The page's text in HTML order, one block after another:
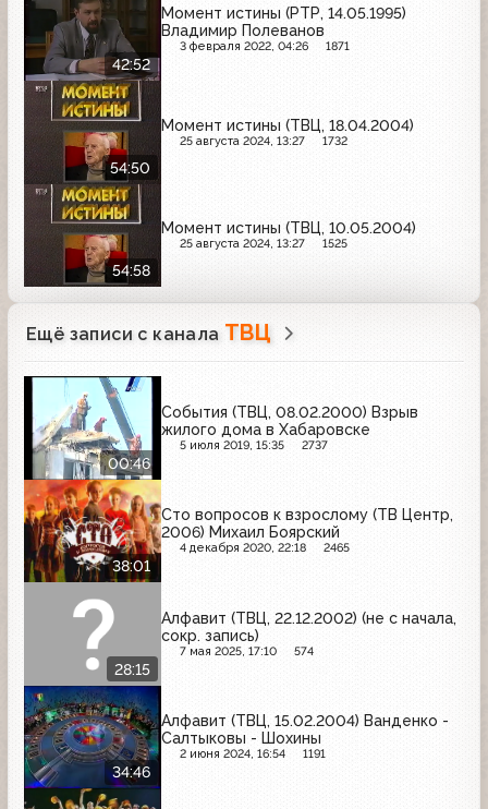
42:52
Момент истины (РТР, 14.05.1995)
Владимир Полеванов
3 февраля 2022, 04:26 1871
54:50
Момент истины (ТВЦ, 18.04.2004)
25 августа 2024, 13:27 1732
54:58
Момент истины (ТВЦ, 10.05.2004)
25 августа 2024, 13:27 1525
Ещё записи с канала ТВЦ
00:46
События (ТВЦ, 08.02.2000) Взрыв
жилого дома в Хабаровске
5 июля 2019, 15:35 2737
38:01
Сто вопросов к взрослому (ТВ Центр,
2006) Михаил Боярский
4 декабря 2020, 22:18 2465
28:15
Алфавит (ТВЦ, 22.12.2002) (не с начала,
сокр. запись)
7 мая 2025, 17:10 574
34:46
Алфавит (ТВЦ, 15.02.2004) Ванденко -
Салтыковы - Шохины
2 июня 2024, 16:54 1191